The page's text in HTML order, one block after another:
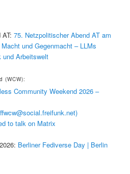
75. Netzpolitischer Abend AT am
und Gegenmacht – LLMs
Arbeitswelt
(WCW):
Community Weekend 2026 –
to talk on Matrix
Berliner Fediverse Day | Berlin